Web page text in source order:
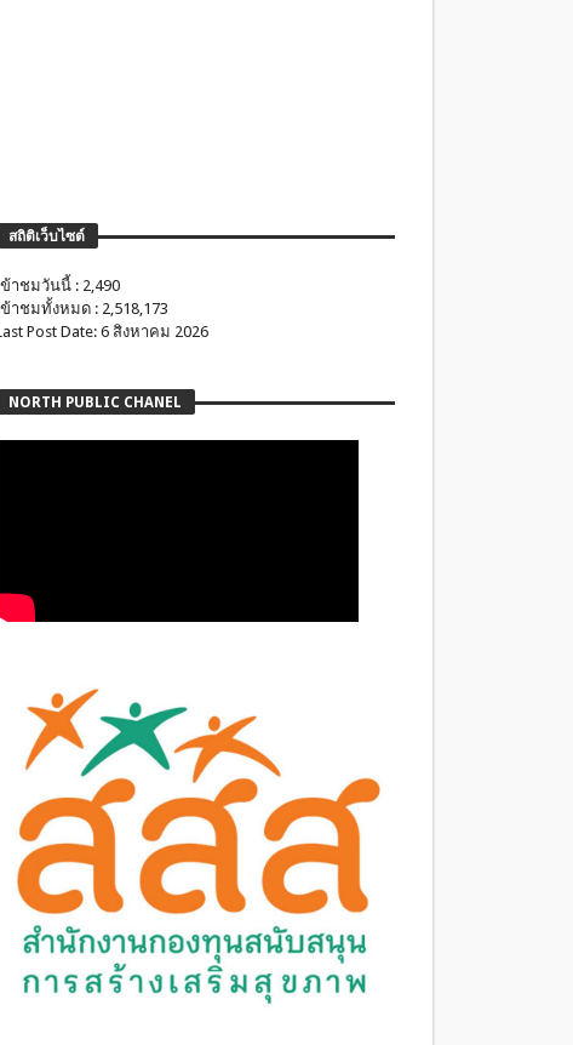
สถิติเว็บไซต์
ข้าชมวันนี้ : 2,490
ข้าชมทั้งหมด : 2,518,173
Post Date: 6 สิงหาคม 2026
NORTH PUBLIC CHANEL